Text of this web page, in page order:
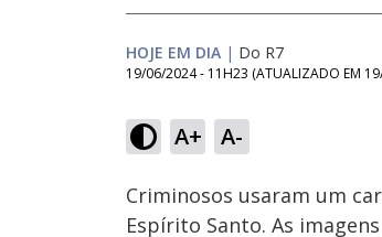
HOJE EM DIA | Do R7
19/06/2024 - 11H23 (ATUALIZADO EM
A+ A-
Ativar
Som
Criminosos usaram um
Espírito Santo. As